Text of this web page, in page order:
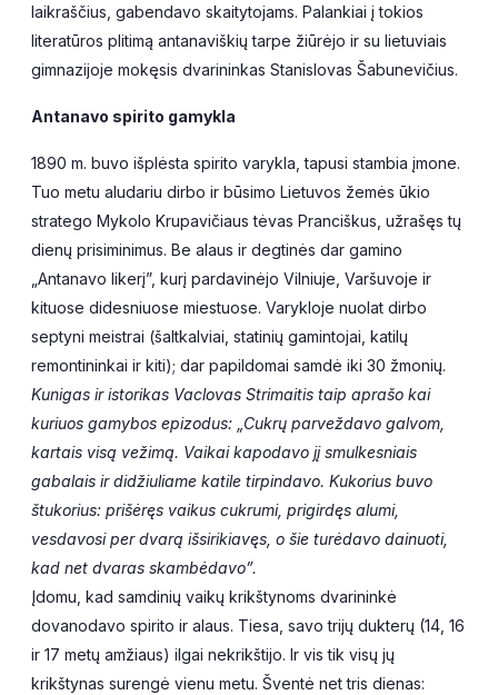
laikraščius, gabendavo skaitytojams. Palankiai į tokios
literatūros plitimą antanaviškių tarpe žiūrėjo ir su lietuviais
gimnazijoje mokęsis dvarininkas Stanislovas Šabunevičius.
Antanavo spirito gamykla
1890 m. buvo išplėsta spirito varykla, tapusi stambia įmone.
Tuo metu aludariu dirbo ir būsimo Lietuvos žemės ūkio
stratego Mykolo Krupavičiaus tėvas Pranciškus, užrašęs tų
dienų prisiminimus. Be alaus ir degtinės dar gamino
„Antanavo likerį”, kurį pardavinėjo Vilniuje, Varšuvoje ir
kituose didesniuose miestuose. Varykloje nuolat dirbo
septyni meistrai (šaltkalviai, statinių gamintojai, katilų
remontininkai ir kiti); dar papildomai samdė iki 30 žmonių.
Kunigas ir istorikas Vaclovas Strimaitis taip aprašo kai
kuriuos gamybos epizodus: „Cukrų parveždavo galvom,
kartais visą vežimą. Vaikai kapodavo jį smulkesniais
gabalais ir didžiuliame katile tirpindavo. Kukorius buvo
štukorius: prišėręs vaikus cukrumi, prigirdęs alumi,
vesdavosi per dvarą išsirikiavęs, o šie turėdavo dainuoti,
kad net dvaras skambėdavo”.
Įdomu, kad samdinių vaikų krikštynoms dvarininkė
dovanodavo spirito ir alaus. Tiesa, savo trijų dukterų (14, 16
ir 17 metų amžiaus) ilgai nekrikštijo. Ir vis tik visų jų
krikštynas surengė vienu metu. Šventė net tris dienas: